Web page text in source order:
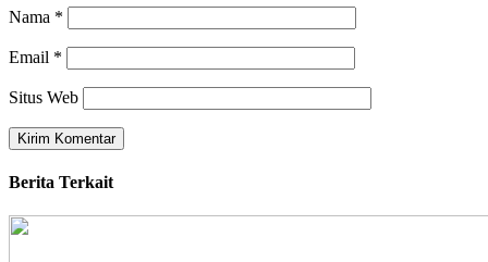
Nama *
Email *
Situs Web
Berita Terkait